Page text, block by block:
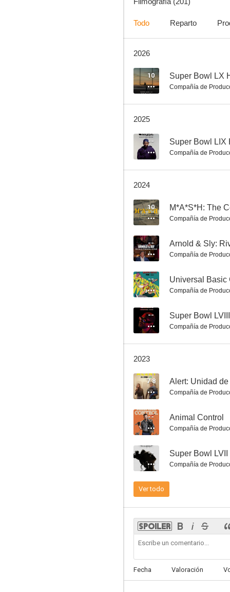
8.6
911
Vis a vis
8.5
Todo Reparto
2026
10 Super Bowl LX
Compañía de
2025
-- Super Bowl LIX
Compañía de
2024
10
Compañía de
-- Arnold & Sly:
Compañía de
-- Universal Basic
Compañía de
-- Super Bowl
Compañía de
2023
7.8
Compañía de
-- Animal Control
Compañía de
-- Super Bowl
Compañía de
Ver todo
Fecha Valoración